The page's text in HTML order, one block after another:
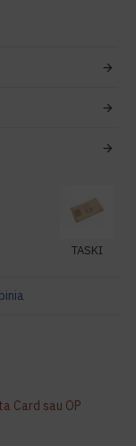
TASKI
Card sau OP